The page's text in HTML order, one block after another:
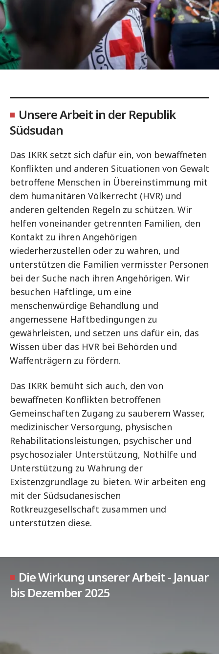
Unsere Arbeit in der Republik
Südsudan
Das IKRK setzt sich dafür ein, von bewaffneten
Konflikten und anderen Situationen von Gewalt
betroffene Menschen in Übereinstimmung mit
dem humanitären Völkerrecht (HVR) und
anderen geltenden Regeln zu schützen. Wir
helfen voneinander getrennten Familien, den
Kontakt zu ihren Angehörigen
wiederherzustellen oder zu wahren, und
unterstützen die Familien vermisster Personen
bei der Suche nach ihren Angehörigen. Wir
besuchen Häftlinge, um eine
menschenwürdige Behandlung und
angemessene Haftbedingungen zu
gewährleisten, und setzen uns dafür ein, das
Wissen über das HVR bei Behörden und
Waffenträgern zu fördern.
Das IKRK bemüht sich auch, den von
bewaffneten Konflikten betroffenen
Gemeinschaften Zugang zu sauberem Wasser,
medizinischer Versorgung, physischen
Rehabilitationsleistungen, psychischer und
psychosozialer Unterstützung, Nothilfe und
Unterstützung zu Wahrung der
Existenzgrundlage zu bieten. Wir arbeiten eng
mit der Südsudanesischen
Rotkreuzgesellschaft zusammen und
unterstützen diese.
Die Wirkung unserer Arbeit - Januar
bis Dezember 2025